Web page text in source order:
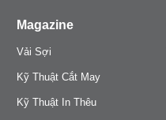
Magazine
Vải Sợi
Kỹ Thuật Cắt May
Kỹ Thuật In Thêu